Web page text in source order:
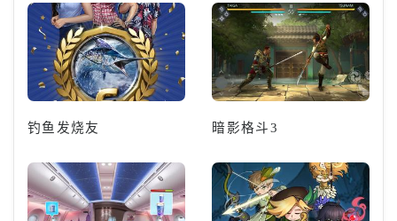
钓鱼发烧友 暗影格斗3